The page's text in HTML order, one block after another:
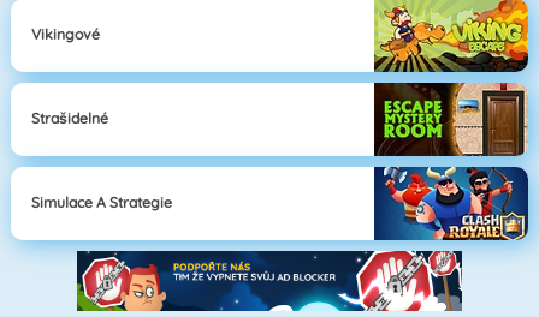
Vikingové
Strašidelné
Simulace A Strategie